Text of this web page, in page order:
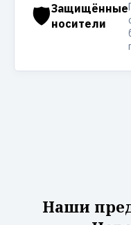
🛡️Защищённые
носители
Наши